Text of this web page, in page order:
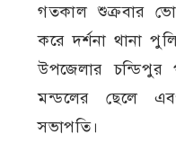
গতকাল শুক্রবার
করে দর্শনা থানা
উপজেলার চন্ডিপুর
মন্ডলের ছেলে
সভাপতি।